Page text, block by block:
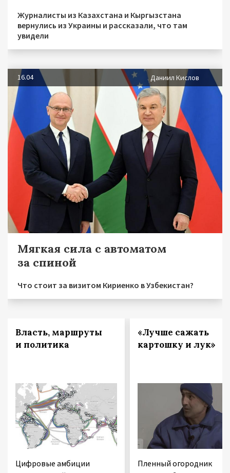
Журналисты из Казахстана и Кыргызстана
вернулись из Украины и рассказали, что там
увидели
16.04 Даниил Кислов
Мягкая сила с автоматом
за спиной
Что стоит за визитом Кириенко в Узбекистан?
Власть, маршруты
и политика
Цифровые амбиции
«Лучше сажать
картошку и лук»
Пленный огородник